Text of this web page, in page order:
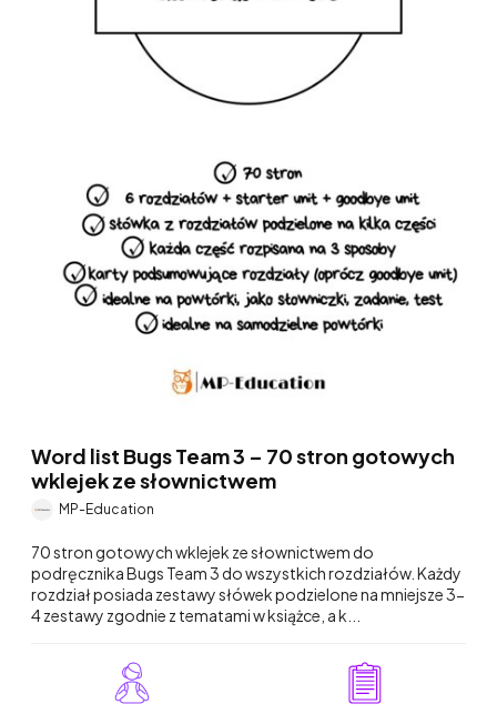
Word list Bugs Team 3 – 70 stron gotowych
wklejek ze słownictwem
MP-Education
70 stron gotowych wklejek ze słownictwem do
podręcznika Bugs Team 3 do wszystkich rozdziałów. Każdy
rozdział posiada zestawy słówek podzielone na mniejsze 3-
4 zestawy zgodnie z tematami w książce, a k...